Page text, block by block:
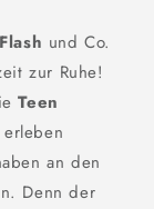
Flash und Co.
zur Ruhe!
Teen
an den
Denn der